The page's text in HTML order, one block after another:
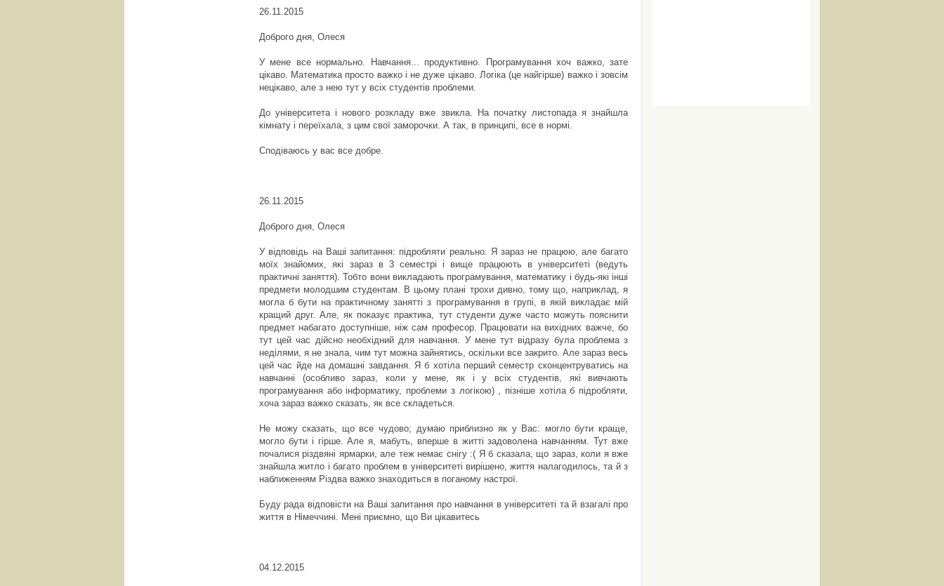
26.11.2015
Доброго дня, Олеся
У мене все нормально. Навчання... продуктивно. Програмування хоч важко, зате
цікаво. Математика просто важко і не дуже цікаво. Логіка (це найгірше) важко і зовсім
нецікаво, але з нею тут у всіх студентів проблеми.
До університета і нового розкладу вже звикла. На початку листопада я знайшла
кімнату і переїхала, з цим свої заморочки. А так, в принципі, все в нормі.
Сподіваюсь у вас все добре.
26.11.2015
Доброго дня, Олеся
У відповідь на Ваші запитання: підробляти реально. Я зараз не працюю, але багато
моїх знайомих, які зараз в 3 семестрі і вище працюють в університеті (ведуть
практичні заняття). Тобто вони викладають програмування, математику і будь-які інші
предмети молодшим студентам. В цьому плані трохи дивно, тому що, наприклад, я
могла б бути на практичному занятті з програмування в групі, в якій викладає мій
кращий друг. Але, як показує практика, тут студенти дуже часто можуть пояснити
предмет набагато доступніше, ніж сам професор. Працювати на вихідних важче, бо
тут цей час дійсно необхідний для навчання. У мене тут відразу була проблема з
неділями, я не знала, чим тут можна зайнятись, оскільки все закрито. Але зараз весь
цей час йде на домашні завдання. Я б хотіла перший семестр сконцентруватись на
навчанні (особливо зараз, коли у мене, як і у всіх студентів, які вивчають
програмування або інформатику, проблеми з логікою) , пізніше хотіла б підробляти,
хоча зараз важко сказать, як все складеться.
Не можу сказать, що все чудово; думаю приблизно як у Вас: могло бути краще,
могло бути і гірше. Але я, мабуть, вперше в житті задоволена навчанням. Тут вже
почалися різдвяні ярмарки, але теж немає снігу :( Я б сказала, що зараз, коли я вже
знайшла житло і багато проблем в університеті вирішено, життя налагодилось, та й з
наближенням Різдва важко знаходиться в поганому настрої.
Буду рада відповісти на Ваші запитання про навчання в університеті та й взагалі про
життя в Німеччині. Мені приємно, що Ви цікавитесь
04.12.2015